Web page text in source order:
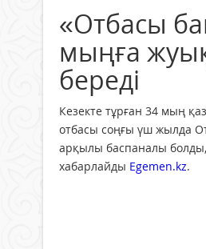
«Отбасы
мыңға
береді
Кезекте тұрған 34 мың
отбасы соңғы үш жылда
арқылы баспаналы
хабарлайды Egemen.kz.